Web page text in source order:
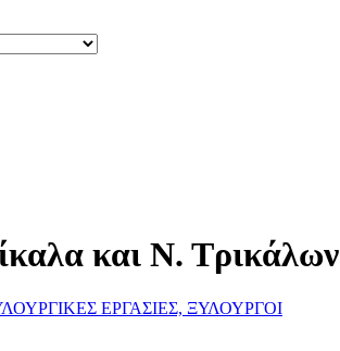
και Ν. Τρικάλων
ΕΡΓΑΣΙΕΣ, ΞΥΛΟΥΡΓΟΙ